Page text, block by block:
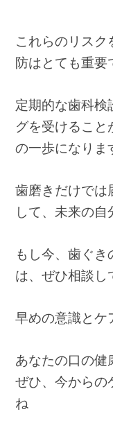
これらのリスク
防はとても重要
定期的な歯科検
グを受けること
の一歩になりま
歯磨きだけでは
して、未来の自
もし今、歯ぐ
は、ぜひ相談し
早めの意識とケ
あなたの口の健
ぜひ、今からの
ね